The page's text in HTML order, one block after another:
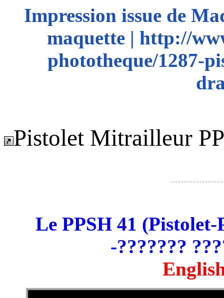
Impression issue de
maquette | http://
phototheque/1287-
Pistolet Mitrailleur
Le PPSH 41 (Pistolet-
-???????